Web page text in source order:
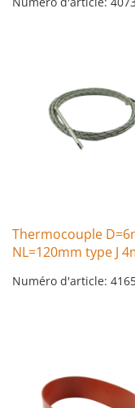
Thermocouple
NL=120mm type J
Numéro d'article: